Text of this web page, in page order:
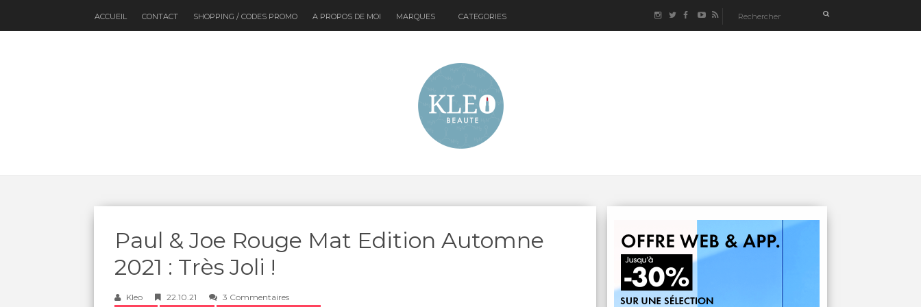
ACCUEIL CONTACT SHOPPING / CODES PROMO A PROPOS DE MOI MARQUES CATEGORIES
Paul & Joe Rouge Mat Edition Automne
2021 : Très Joli !
Kleo 22.10.21 3 Commentaires